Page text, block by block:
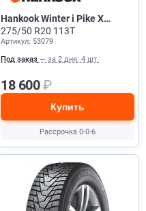
Hankook Winter i Pike X
W429A
275/50 R20 113T
Артикул: 53079
Под заказ — за 2 дня: 4 шт.
18 600₽
Купить
Рассрочка 0-0-6